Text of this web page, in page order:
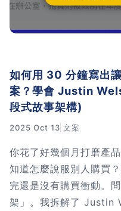
職場思維與工作術｜
職場思維與工作術｜
分析與解決 x AI 視覺
軟體開發實務｜技術
如何用 30 分鐘寫出
案？學會 Justin
段式故事架構)
2025 Oct 13 文案
你花了好幾個月打磨產
知道怎麼說服別人購買
完還是沒有購買衝動。
架」。我拆解了 Justin